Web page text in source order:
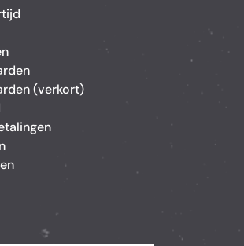
(verkort)